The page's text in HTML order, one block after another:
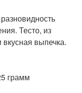
Тесто, из
вкусная выпечка.
грамм